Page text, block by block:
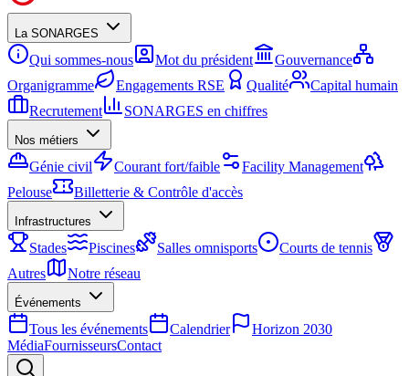
La SONARGES
Qui sommes-nous Mot du président
Gouvernance
Organigramme
Engagements RSE Qualité
Capital humain
Recrutement
SONARGES en chiffres
Nos métiers
Génie civil Courant fort/faible
Facility Management
Pelouse
Billetterie & Contrôle d'accès
Infrastructures
Stades Piscines Salles omnisports
Courts de tennis
Autres
Notre réseau
Événements
Tous les événements Calendrier
Horizon 2030
MédiaFournisseursContact